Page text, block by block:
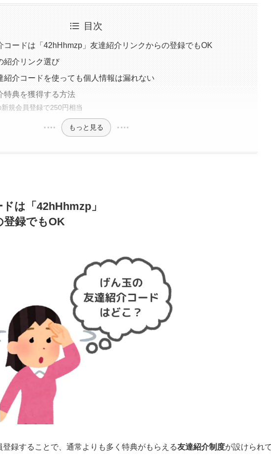
ーンで最大2,500円相当（9/30まで）
ラボキャンペーン！新規登録で最大750円相当
紹介コードで最大21,500円！
ド利用で最大8,700円！
ペーンで2,750円！
目次
コードは「42hHhmzp」友達紹介リンクからの登録でもOK
紹介リンク選び
紹介コードを使っても個人情報は漏れない
特典を獲得する方法
規会員登録で250円相当
もっと見る
は「42hHhmzp」
登録でもOK
録することで、通常よりも多く特典がもらえる友達紹介制度が設けられて